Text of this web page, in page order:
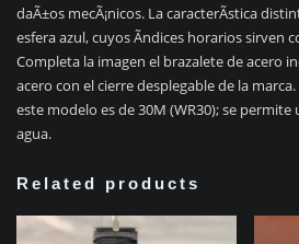
daÃ±os mecÃ¡nicos. La caracterÃ­stica
esfera azul, cuyos Ã­ndices horarios sirven
Completa la imagen el brazalete de acero
acero con el cierre desplegable de la
este modelo es de 30M (WR30); se permite
agua.
Related products